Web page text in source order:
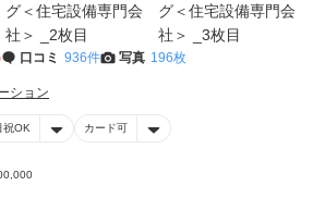
口コミ 936件 写真 196枚
ション
祝OK カード可